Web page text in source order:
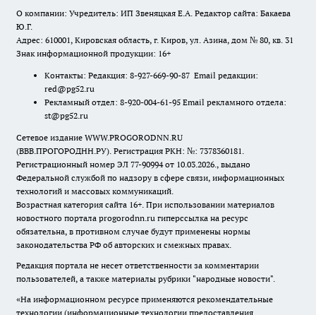
О компании: Учредитель: ИП Звеняцкая Е.А. Редактор сайта: Бакаева
Ю.Г.
Адрес: 610001, Кировская область, г. Киров, ул. Азина, дом № 80, кв. 31
Знак информационной продукции: 16+
Контакты: Редакция: 8-927-669-90-87 Email редакции:
red@pg52.ru
Рекламный отдел: 8-920-004-61-95 Email рекламного отдела:
st@pg52.ru
Сетевое издание WWW.PROGORODNN.RU
(ВВВ.ПРОГОРОДНН.РУ). Регистрация РКН: №: 7378360181.
Регистрационный номер ЭЛ 77-90994 от 10.03.2026., выдано
Федеральной службой по надзору в сфере связи, информационных
технологий и массовых коммуникаций.
Возрастная категория сайта 16+. При использовании материалов
новостного портала progorodnn.ru гиперссылка на ресурс
обязательна, в противном случае будут применены нормы
законодательства РФ об авторских и смежных правах.
Редакция портала не несет ответственности за комментарии
пользователей, а также материалы рубрики "народные новости".
«На информационном ресурсе применяются рекомендательные
технологии (информационные технологии предоставления